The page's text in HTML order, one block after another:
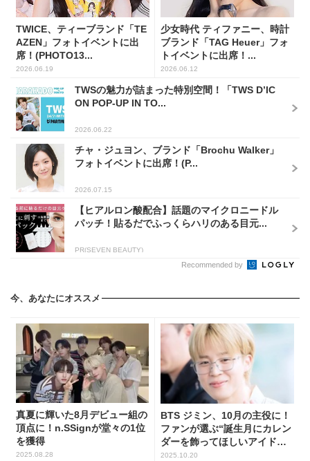
TWICE、ティーブランド「TE
AZEN」フォトイベントに出
席！(PHOTO13...
2026.06.19
少女時代 ティファニー、時計
ブランド「TAG Heuer」フォ
トイベントに出席！...
2026.06.12
TWSの魅力が詰まった特別空間！「TWS D’IC
ON POP-UP IN TO...
2026.06.22
チャ・ジュヨン、ブランド「Brochu Walker」
フォトイベントに出席！(P...
2026.07.15
【ヒアルロン酸配合】話題のマイクロニードル
パッチ！貼るだでふっくらハリのある目元...
PR(SEVEN BEAUTY)
Recommended by
今、あなたにオススメ
真夏に輝いた8月デビュー組の
頂点に！n.SSignが堂々の1位
を獲得
2025.08.28
BTS ジミン、10月の主役に！
ファンが選ぶ“誕生月にカレン
ダーを飾ってほしいアイド
ル”堂々の1位
2025.10.20